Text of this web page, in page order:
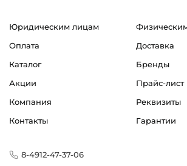
Юридическим лицам
Оплата
Доставка
Каталог
Бренды
Акции
Прайс-лист
Компания
Реквизиты
Контакты
Гарантии
8-4912-47-37-06